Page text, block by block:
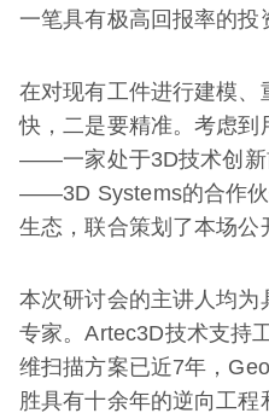
一笔具有极高回报率的投
在对现有工件进行建模
快，二是要精准。考虑
——一家处于3D技术创新
——3D Systems的合作伙
生态，联合策划了本场公
本次研讨会的主讲人均为
专家。Artec3D技术支持
维扫描方案已近7年，
胜具有十余年的逆向工